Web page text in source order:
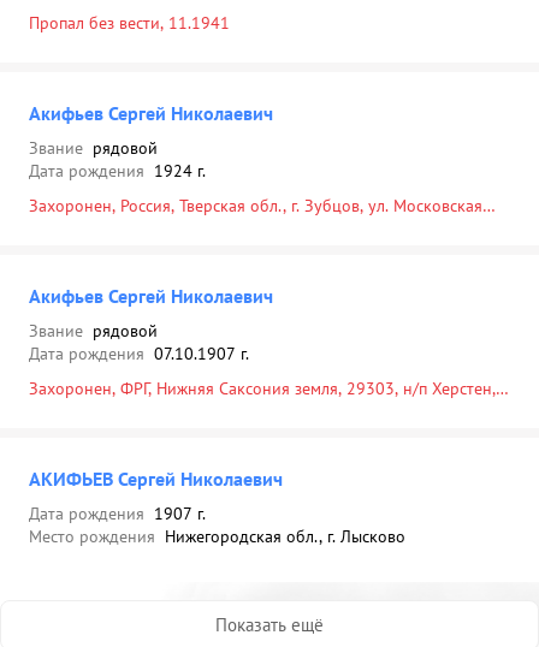
Пропал без вести, 11.1941
Акифьев Сергей Николаевич
Звание рядовой
Дата рождения 1924 г.
Захоронен, Россия, Тверская обл., г. Зубцов, ул. Московская
Акифьев Сергей Николаевич
Звание рядовой
Дата рождения 07.10.1907 г.
Захоронен, ФРГ, Нижняя Саксония земля, 29303, н/п Херстен,
АКИФЬЕВ Сергей Николаевич
Дата рождения 1907 г.
Место рождения Нижегородская обл., г. Лысково
Показать ещё